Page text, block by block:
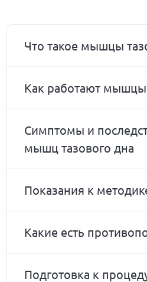
Что такое мышцы
Как работают мышцы
Симптомы и
мышц тазового дна
Показания к
Какие есть
Подготовка к